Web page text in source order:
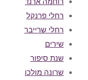
רחלי פרנקל
רחלי שרייבר
שירים
שנת סיפור
שרונה מולכו